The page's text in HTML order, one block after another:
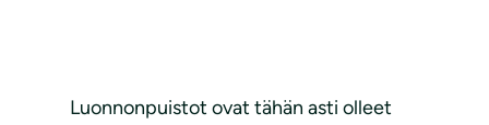
Luonnonpuistot ovat tähän asti olleet